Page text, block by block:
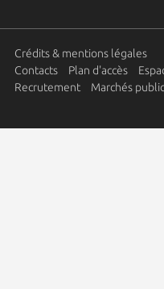
Crédits & mentions légales
Contacts
Plan d'accès
Recrutement
Marchés